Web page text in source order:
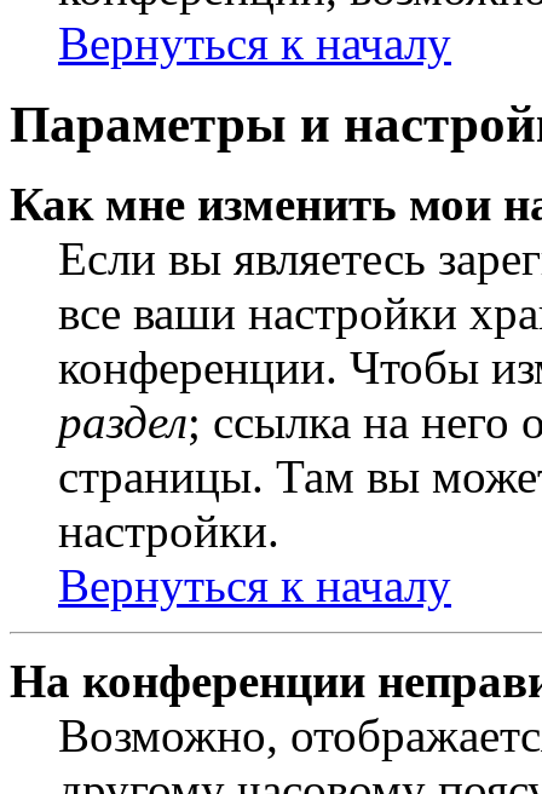
Вернуться к началу
Параметры и
Как мне изменить мои
Если вы являетесь
все ваши настройки
конференции. Чтобы
раздел; ссылка на него
страницы. Там вы
настройки.
Вернуться к началу
На конференции
Возможно,